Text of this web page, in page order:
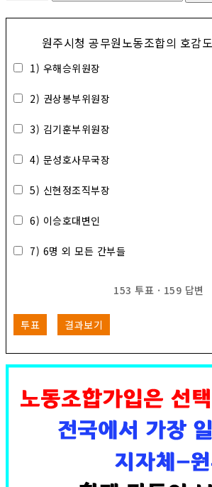
원주시청 공무원노동조합의 호감
1) 우해승위원장
2) 권상봉부위원장
3) 김기훈부위원장
4) 문성호사무국장
5) 신현정조직부장
6) 이승호대변인
7) 6명 외 모든 간부들
153 투표 · 159 답변
투표 결과보기